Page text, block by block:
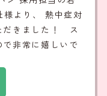
より、 熱中症対
だきました！ ス
非常に嬉しいで